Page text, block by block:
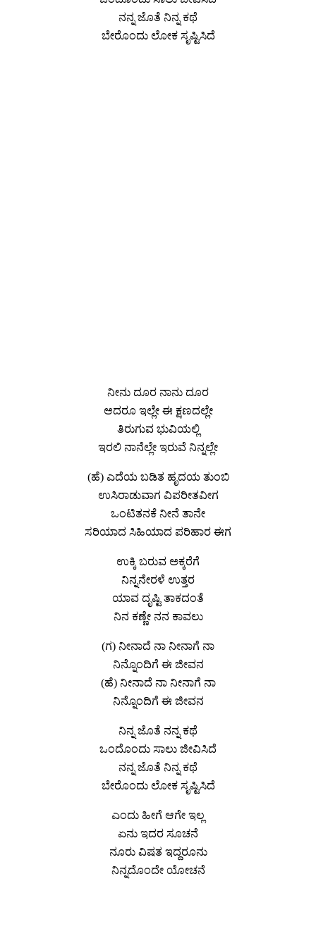
ನನ್ನ ಜೊತೆ ನಿನ್ನ ಕಥೆ
ಬೇರೊಂದು ಲೋಕ ಸೃಷ್ಟಿಸಿದೆ
ನೀನು ದೂರ ನಾನು ದೂರ
ಆದರೂ ಇಲ್ಲೇ ಈ ಕ್ಷಣದಲ್ಲೇ
ತಿರುಗುವ ಭುವಿಯಲ್ಲಿ
ಇರಲಿ ನಾನೆಲ್ಲೇ ಇರುವೆ ನಿನ್ನಲ್ಲೇ
(ಹೆ) ಎದೆಯ ಬಡಿತ ಹೃದಯ ತುಂಬಿ
ಉಸಿರಾಡುವಾಗ ವಿಪರೀತವೀಗ
ಒಂಟಿತನಕೆ ನೀನೆ ತಾನೇ
ಸರಿಯಾದ ಸಿಹಿಯಾದ ಪರಿಹಾರ ಈಗ
ಉಕ್ಕಿ ಬರುವ ಅಕ್ಕರೆಗೆ
ನಿನ್ನನೇರಳೆ ಉತ್ತರ
ಯಾವ ದೃಷ್ಟಿ ತಾಕದಂತೆ
ನಿನ ಕಣ್ಣೇ ನನ ಕಾವಲು
(ಗ) ನೀನಾದೆ ನಾ ನೀನಾಗೆ ನಾ
ನಿನ್ನೊಂದಿಗೆ ಈ ಜೀವನ
(ಹೆ) ನೀನಾದೆ ನಾ ನೀನಾಗೆ ನಾ
ನಿನ್ನೊಂದಿಗೆ ಈ ಜೀವನ
ನಿನ್ನ ಜೊತೆ ನನ್ನ ಕಥೆ
ಒಂದೊಂದು ಸಾಲು ಜೀವಿಸಿದೆ
ನನ್ನ ಜೊತೆ ನಿನ್ನ ಕಥೆ
ಬೇರೊಂದು ಲೋಕ ಸೃಷ್ಟಿಸಿದೆ
ಎಂದು ಹೀಗೆ ಆಗೇ ಇಲ್ಲ
ಏನು ಇದರ ಸೂಚನೆ
ನೂರು ವಿಷತ ಇದ್ದರೂನು
ನಿನ್ನದೊಂದೇ ಯೋಚನೆ